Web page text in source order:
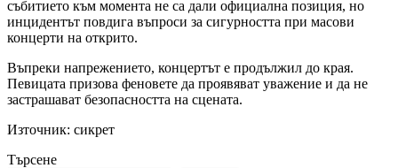
събитието към момента не са дали официална позиция, но
инцидентът повдига въпроси за сигурността при масови
концерти на открито.
Въпреки напрежението, концертът е продължил до края.
Певицата призова феновете да проявяват уважение и да не
застрашават безопасността на сцената.
Източник: сикрет
Търсене